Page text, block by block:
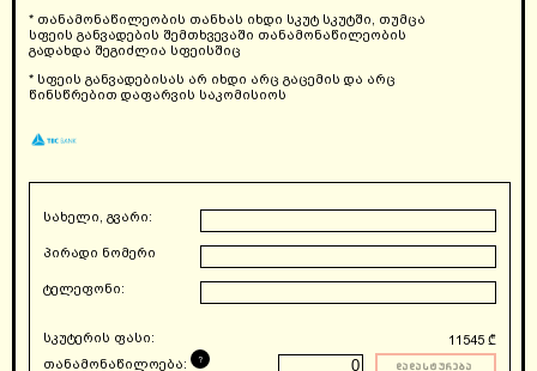
* თანამონაწილეობის თანხას იხდი სკუტ სკუტში, თუმცა
სფეის განვადების შემთხვევაში თანამონაწილეობის
გადახდა შეგიძლია სფეისშიც
* სფეის განვადებისას არ იხდი არც გაცემის და არც
წინსწრებით დაფარვის საკომისიოს
სახელი, გვარი:
პირადი ნომერი
ტელეფონი:
სკუტერის ფასი: 11545 ₾
თანამონაწილოება:
?
დადასტურება